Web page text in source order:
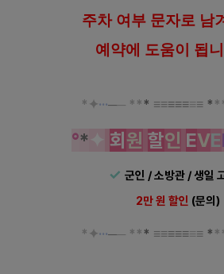
주차 여부 문자로 남
예약에 도움이 됩
* ✦···── * * * ≡≡≡≡≡≡≡ * *
°* 회 원 할인 EVE
✓ 군인 / 소방관 / 생일
2만 원 할인 (문의)
* ✦···── * * * ≡≡≡≡≡≡≡ * *